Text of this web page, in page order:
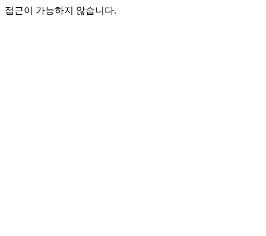
접근이 가능하지 않습니다.